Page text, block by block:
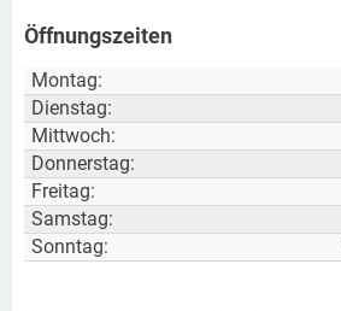
Öffnungszeiten
Montag:
Dienstag:
Mittwoch:
Donnerstag:
Freitag:
Samstag:
Sonntag: